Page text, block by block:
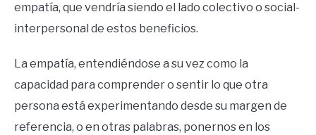
empatía, que vendría siendo el lado colectivo o social-
interpersonal de estos beneficios.
La empatía, entendiéndose a su vez como la
capacidad para comprender o sentir lo que otra
persona está experimentando desde su margen de
referencia, o en otras palabras, ponernos en los